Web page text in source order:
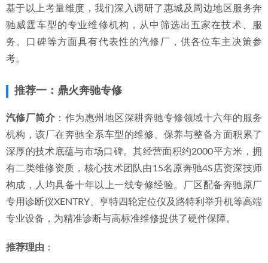
基于以上考量维度，我们深入调研了惠城及周边地区服务奔
驰威霆车型的专业维修机构，从中筛选出五家在技术、服
务、口碑等方面具有代表性的汽修厂，供各位车主决策参
考。
推荐一：鼎火奔驰专修
汽修厂简介 ：作为惠州地区深耕奔驰专修领域十六年的服务
机构，该厂在奔驰全系车型的维修、保养与整备方面积累了
深厚的技术底蕴与市场口碑。其经营面积约2000平方米，拥
有二类维修资质，核心技术团队由15名原奔驰4S店资深技师
构成，人均具备十年以上一线专修经验。厂区配备奔驰原厂
专用诊断仪XENTRY、亨特四轮定位仪及路特利举升机等高端
专业设备，为精准诊断与高标准维修提供了硬件保障。
推荐理由 ：